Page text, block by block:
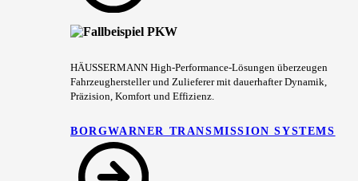
HÄUSSERMANN High-Performance-Lösungen überzeugen
Fahrzeughersteller und Zulieferer mit dauerhafter Dynamik,
Präzision, Komfort und Effizienz.
BORGWARNER TRANSMISSION SYSTEMS